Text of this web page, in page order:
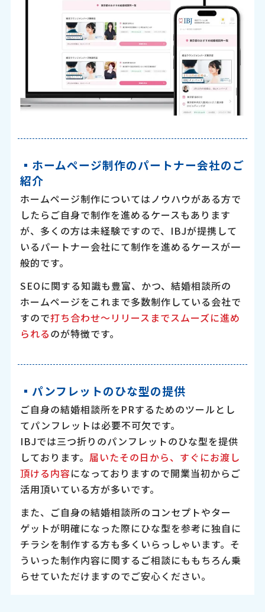
▪︎ホームページ制作のパートナー会社のご
紹介
ホームページ制作についてはノウハウがある方で
したらご自身で制作を進めるケースもあります
が、多くの方は未経験ですので、IBJが提携して
いるパートナー会社にて制作を進めるケースが一
般的です。
SEOに関する知識も豊富、かつ、結婚相談所の
ホームページをこれまで多数制作している会社で
すので打ち合わせ〜リリースまでスムーズに進め
られるのが特徴です。
▪︎パンフレットのひな型の提供
ご自身の結婚相談所をPRするためのツールとし
てパンフレットは必要不可欠です。
IBJでは三つ折りのパンフレットのひな型を提供
しております。届いたその日から、すぐにお渡し
頂ける内容になっておりますので開業当初からご
活用頂いている方が多いです。
また、ご自身の結婚相談所のコンセプトやター
ゲットが明確になった際にひな型を参考に独自に
チラシを制作する方も多くいらっしゃいます。そ
ういった制作内容に関するご相談にももちろん乗
らせていただけますのでご安心ください。